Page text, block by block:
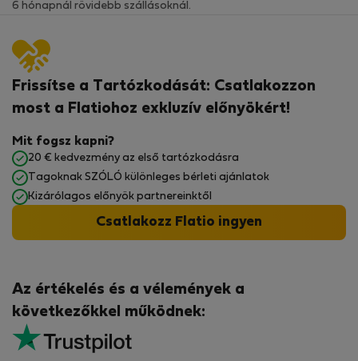
6 hónapnál rövidebb szállásoknál.
Az értékelés és a vélemények a
következőkkel működnek:
Frissítse a Tartózkodását: Csatlakozzon
most a Flatiohoz exkluzív előnyökért!
Mit fogsz kapni?
20 € kedvezmény az első tartózkodásra
Tagoknak SZÓLÓ különleges bérleti ajánlatok
Kizárólagos előnyök partnereinktől
Csatlakozz Flatio ingyen